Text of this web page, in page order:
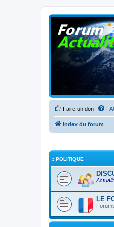
Faire un don
Index du forum
:: POLITIQUE
LE